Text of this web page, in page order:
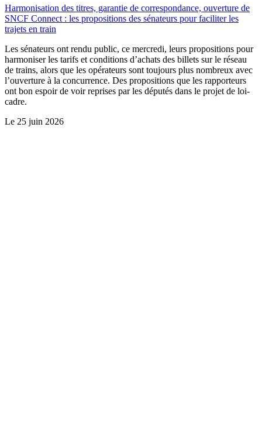
Harmonisation des titres, garantie de correspondance, ouverture de
SNCF Connect : les propositions des sénateurs pour faciliter les
trajets en train
Les sénateurs ont rendu public, ce mercredi, leurs propositions pour
harmoniser les tarifs et conditions d’achats des billets sur le réseau
de trains, alors que les opérateurs sont toujours plus nombreux avec
l’ouverture à la concurrence. Des propositions que les rapporteurs
ont bon espoir de voir reprises par les députés dans le projet de loi-
cadre.
Le 25 juin 2026